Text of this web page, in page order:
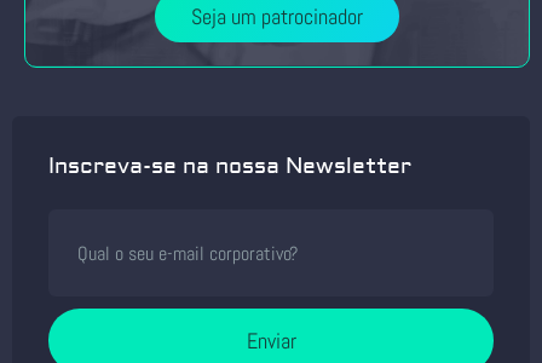
Seja um patrocinador
Inscreva-se na nossa Newsletter
Enviar